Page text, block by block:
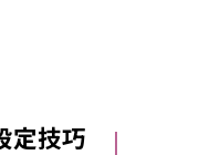
定技巧